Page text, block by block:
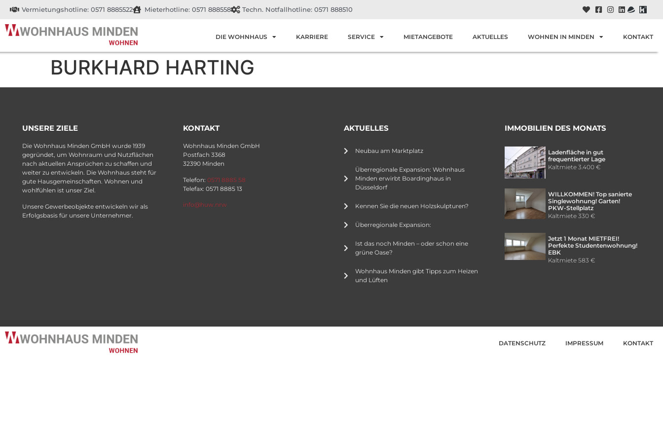
Vermietungshotline: 0571 8885522 Mieterhotline: 0571 888558 Techn. Notfallhotline: 0571 888510
DIE WOHNHAUS KARRIERE SERVICE MIETANGEBOTE AKTUELLES WOHNEN IN MINDEN KONTAKT
BURKHARD HARTING
UNSERE ZIELE
Die Wohnhaus Minden GmbH wurde 1939
gegründet, um Wohnraum und Nutzflächen
nach aktuellen Ansprüchen zu schaffen und
weiter zu entwickeln. Die Wohnhaus steht für
gute Hausgemeinschaften. Wohnen und
wohlfühlen ist unser Ziel.
Unsere Gewerbeobjekte entwickeln wir als
Erfolgsbasis für unsere Unternehmer.
KONTAKT
Wohnhaus Minden GmbH
Postfach 3368
32390 Minden
Telefon: 0571 8885 58
Telefax: 0571 8885 13
info@huw.nrw
AKTUELLES
Neubau am Marktplatz
Überregionale Expansion: Wohnhaus
Minden erwirbt Boardinghaus in
Düsseldorf
Kennen Sie die neuen Holzskulpturen?
Überregionale Expansion:
Ist das noch Minden – oder schon eine
grüne Oase?
Wohnhaus Minden gibt Tipps zum Heizen
und Lüften
IMMOBILIEN DES MONATS
Ladenfläche in gut
frequentierter Lage
Kaltmiete3.400 €
WILLKOMMEN! Top sanierte
Singlewohnung! Garten!
PKW-Stellplatz
Kaltmiete330 €
Jetzt 1 Monat MIETFREI!
Perfekte Studentenwohnung!
EBK
Kaltmiete583 €
DATENSCHUTZ IMPRESSUM KONTAKT